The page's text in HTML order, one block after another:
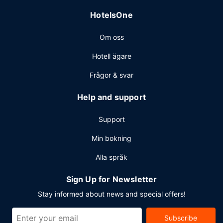
HotelsOne
Om oss
Hotell ägare
Frågor & svar
Help and support
Support
Min bokning
Alla språk
Sign Up for Newsletter
Stay informed about news and special offers!
Subscribe